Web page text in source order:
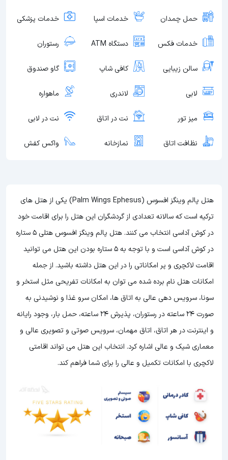
حمل چمدان خدمات اسپا خدمات پزشکی
خدمات فکس دستگاه ATM رستوران
سالن زیبایی کافی شاپ گاو صندوق
لابی لاندری ماهواره
میز تور نت در اتاق نت در لابی
نظافت اتاق نمازخانه واکس کفش
هتل پالم وینگز افسوس (Palm Wings Ephesus) یکی از هتل های
ترکیه است که سالانه تعدادی از گردشگران این هتل را برای اقامت خود
در کوش آداسی انتخاب می کنند. هتل پالم وینگز افسوس هتلی 5 ستاره
در کوش آداسی است و با توجه به 5 ستاره بودن این هتل
می توانید
اقامت لاکچری و پر امکاناتی را در این هتل داشته باشید. از جمله
امکانات هتل نام برده شده می توان به امکانات تفریحی مثل استخر و
سونا، سرویس دهی عالی به اتاق ها، امکان سرو غذا و نوشیدنی به
صورت 24 ساعته در رستوران، پذیرش 24 ساعته، حمل بار، وجود رایانه
و اینترنت در هر اتاق، اتاق مهمان، سرویس صوتی و تصویری عالی و
معماری شیک و عالی اشاره کرد. انتخاب این هتل می تواند اقامتی
لاکچری با امکانات تکمیل و عالی را برای شما فراهم کند.